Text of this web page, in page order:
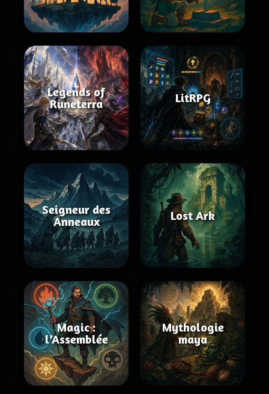
Legends of
Runeterra
LitRPG
Seigneur des
Anneaux
Lost Ark
Magic :
l’Assemblée
Mythologie
maya